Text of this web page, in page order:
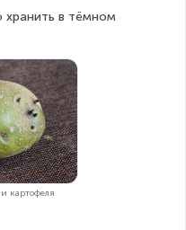
в тёмном
картофеля